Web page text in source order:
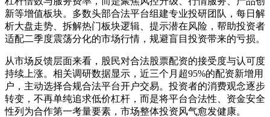
新等增值板块。多数头部合法平台组建专业投研团队，每日解
析大盘走势、拆解热门板块逻辑、提示潜在风险，帮助投资者
适配二季度震荡分化的市场行情，规避盲目投资带来的亏损。
从市场反馈层面来看，股民对合法股票配资的接受度与认可度
持续上涨。相关调研数据显示，近三个月超95%的配资新增用
户，主动选择合规合法平台开户交易。投资者的消费观念逐步
转变，不再单纯追求低价杠杆，而是将平台合法性、资金安全
性列为合作第一考量要素，市场整体投资风气愈发健康。